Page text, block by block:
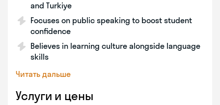
and Turkiye
Focuses on public speaking to boost student
confidence
Believes in learning culture alongside language
skills
Читать дальше
Услуги и цены